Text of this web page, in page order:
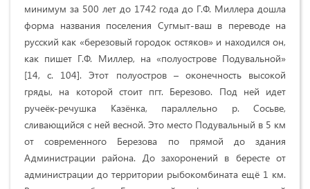
минимум за 500 лет до 1742 года до Г.Ф. Миллера дошла
форма названия поселения Сугмыт-ваш в переводе на
русский как «березовый городок остяков» и находился он,
как пишет Г.Ф. Миллер, на «полуострове Подувальной»
[14, с. 104].
Этот полуостров – оконечность высокой
гряды, на которой стоит пгт. Березово. Под ней идет
ручеёк-речушка Казёнка, параллельно р. Сосьве,
сливающийся с ней весной. Это место Подувальный в 5 км
от современного Березова по прямой до здания
Администрации района. До захоронений в бересте от
администрации до территории рыбокомбината ещё 1 км.